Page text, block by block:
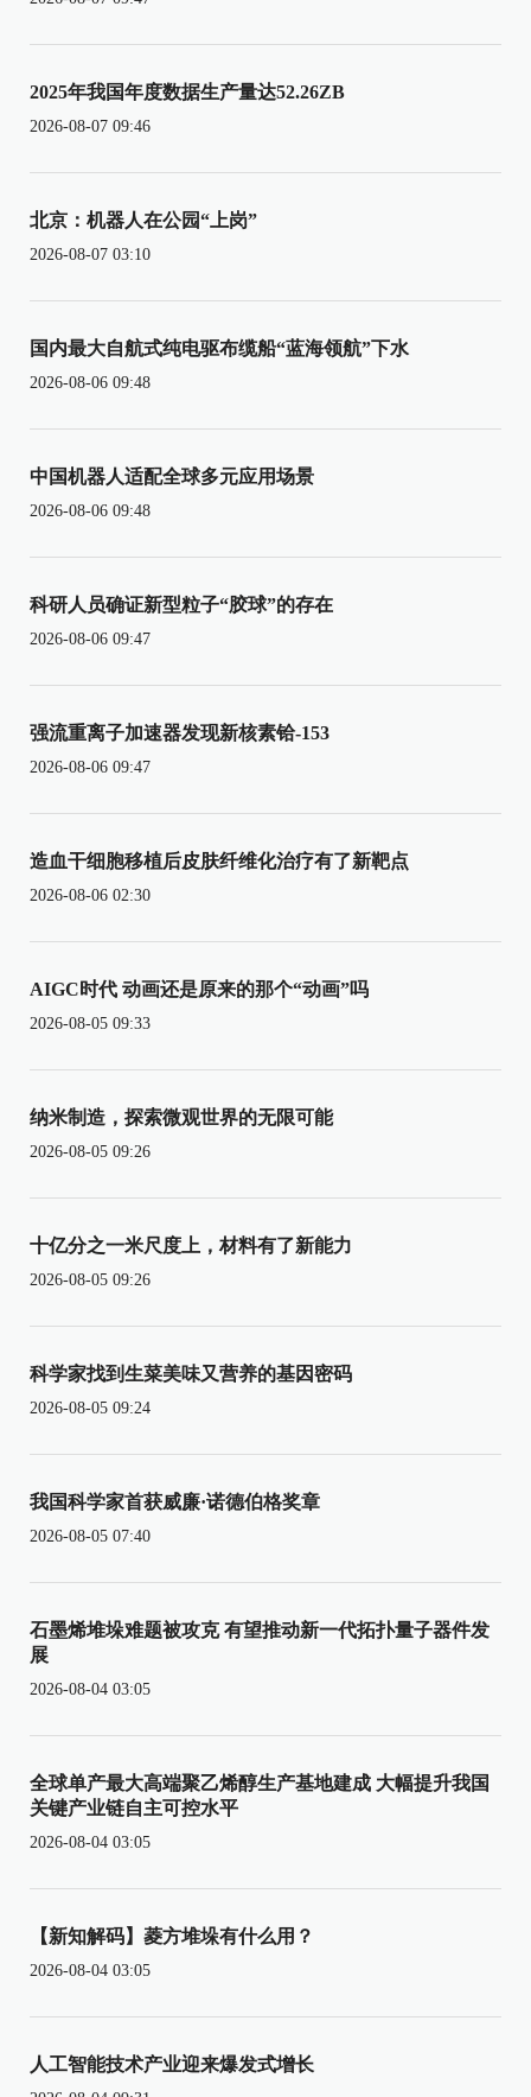
2025年我国年度数据生产量达52.26ZB
2026-08-07 09:46
北京：机器人在公园“上岗”
2026-08-07 03:10
国内最大自航式纯电驱布缆船“蓝海领航”下水
2026-08-06 09:48
中国机器人适配全球多元应用场景
2026-08-06 09:48
科研人员确证新型粒子“胶球”的存在
2026-08-06 09:47
强流重离子加速器发现新核素铪-153
2026-08-06 09:47
造血干细胞移植后皮肤纤维化治疗有了新靶点
2026-08-06 02:30
AIGC时代 动画还是原来的那个“动画”吗
2026-08-05 09:33
纳米制造，探索微观世界的无限可能
2026-08-05 09:26
十亿分之一米尺度上，材料有了新能力
2026-08-05 09:26
科学家找到生菜美味又营养的基因密码
2026-08-05 09:24
我国科学家首获威廉·诺德伯格奖章
2026-08-05 07:40
石墨烯堆垛难题被攻克 有望推动新一代拓扑量子器件发
展
2026-08-04 03:05
全球单产最大高端聚乙烯醇生产基地建成 大幅提升我国
关键产业链自主可控水平
2026-08-04 03:05
【新知解码】菱方堆垛有什么用？
2026-08-04 03:05
人工智能技术产业迎来爆发式增长